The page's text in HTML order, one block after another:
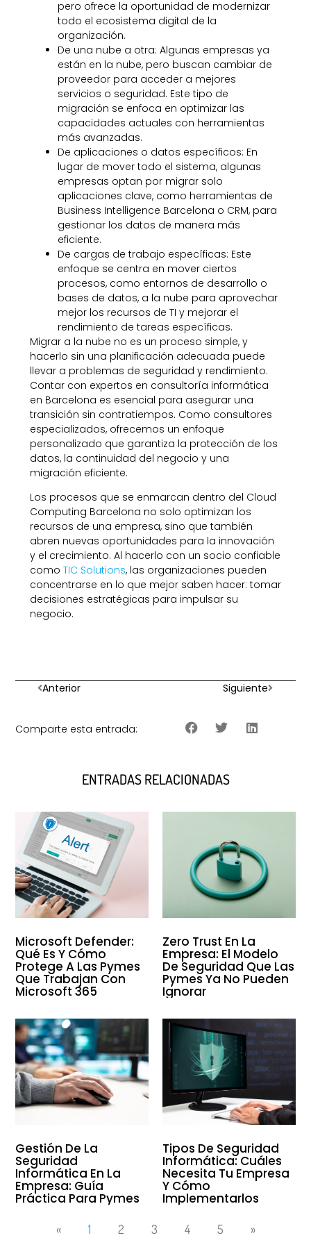
pero ofrece la oportunidad de modernizar
todo el ecosistema digital de la
organización.
De una nube a otra: Algunas empresas ya
están en la nube, pero buscan cambiar de
proveedor para acceder a mejores
servicios o seguridad. Este tipo de
migración se enfoca en optimizar las
capacidades actuales con herramientas
más avanzadas.
De aplicaciones o datos específicos: En
lugar de mover todo el sistema, algunas
empresas optan por migrar solo
aplicaciones clave, como herramientas de
Business Intelligence Barcelona o CRM, para
gestionar los datos de manera más
eficiente.
De cargas de trabajo específicas: Este
enfoque se centra en mover ciertos
procesos, como entornos de desarrollo o
bases de datos, a la nube para aprovechar
mejor los recursos de TI y mejorar el
rendimiento de tareas específicas.
Migrar a la nube no es un proceso simple, y
hacerlo sin una planificación adecuada puede
llevar a problemas de seguridad y rendimiento.
Contar con expertos en consultoría informática
en Barcelona es esencial para asegurar una
transición sin contratiempos. Como consultores
especializados, ofrecemos un enfoque
personalizado que garantiza la protección de los
datos, la continuidad del negocio y una
migración eficiente.
Los procesos que se enmarcan dentro del Cloud
Computing Barcelona no solo optimizan los
recursos de una empresa, sino que también
abren nuevas oportunidades para la innovación
y el crecimiento. Al hacerlo con un socio confiable
como TIC Solutions, las organizaciones pueden
concentrarse en lo que mejor saben hacer: tomar
decisiones estratégicas para impulsar su
negocio.
Anterior Siguiente
Comparte esta entrada:
ENTRADAS RELACIONADAS
Microsoft Defender:
Qué Es Y Cómo
Protege A Las Pymes
Que Trabajan Con
Microsoft 365
Zero Trust En La
Empresa: El Modelo
De Seguridad Que Las
Pymes Ya No Pueden
Ignorar
Gestión De La
Seguridad
Informática En La
Empresa: Guía
Práctica Para Pymes
Tipos De Seguridad
Informática: Cuáles
Necesita Tu Empresa
Y Cómo
Implementarlos
« 1 2 3 4 5 »